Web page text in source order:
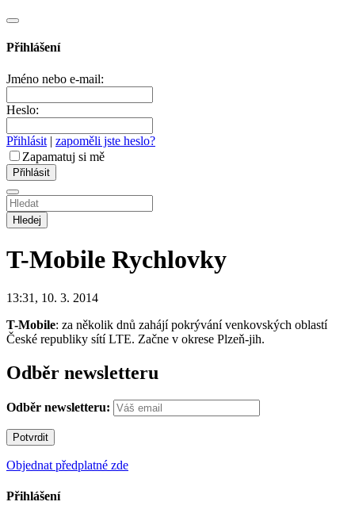
Přihlášení
Jméno nebo e-mail:
Heslo:
Přihlásit | zapoměli jste heslo?
Zapamatuj si mě
Hledej
T-Mobile Rychlovky
13:31, 10. 3. 2014
T-Mobile: za několik dnů zahájí pokrývání venkovských oblastí
České republiky sítí LTE. Začne v okrese Plzeň-jih.
Odběr newsletteru
Odběr newsletteru:
Objednat předplatné zde
Přihlášení